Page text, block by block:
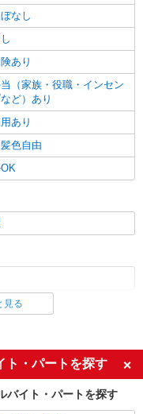
〜
します。 ※給与は経験や
ます。
ムそよ風 （神奈川県相模
詳細を見る
験等による ★早朝時
100円 ★希望収入があり
ければ希望条件に合うか
当を含みます。 ★働きが
（地域により異なる）
50円
区中央3丁目6-3
パート】
。
なし
あり
（家族・役職・インセン
ど）あり
あり
色自由
務OK
OKまたは説明会あり
見る
ト・パートを探す
バイト・パートを探す